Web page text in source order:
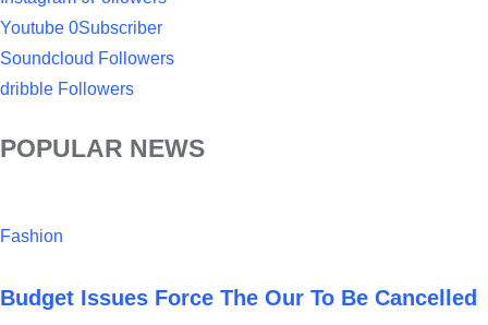
Youtube 0Subscriber
Soundcloud Followers
dribble Followers
POPULAR NEWS
Fashion
Budget Issues Force The Our To Be Cancelled